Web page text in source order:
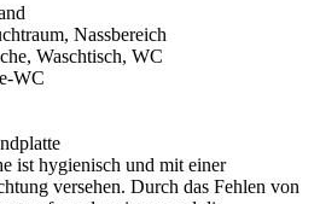
Nassbereich
Waschtisch, WC
WC
ist hygienisch und mit einer
versehen. Durch das Fehlen von